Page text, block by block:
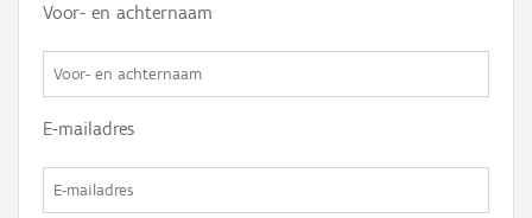
Voor- en achternaam
E-mailadres